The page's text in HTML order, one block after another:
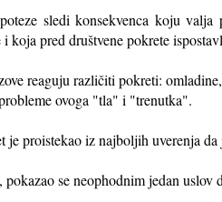
sledi konsekvenca koju
koja pred društvene pokrete
reaguju različiti pokreti:
ovoga "tla" i "trenutka".
je proistekao iz najboljih uverenja
se neophodnim jedan